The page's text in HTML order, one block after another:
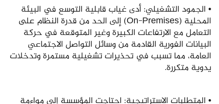
• الجمود التشغيلي: أدى غياب قابلية التوسع في البيئة
المحلية (On-Premises) إلى الحد من قدرة النظام على
التعامل مع الارتفاعات الكبيرة وغير المتوقعة في حركة
البيانات الفورية القادمة من وسائل التواصل الاجتماعي
العامة، مما تسبب في تحذيرات تشغيلية مستمرة وتدخلات
يدوية متكررة.